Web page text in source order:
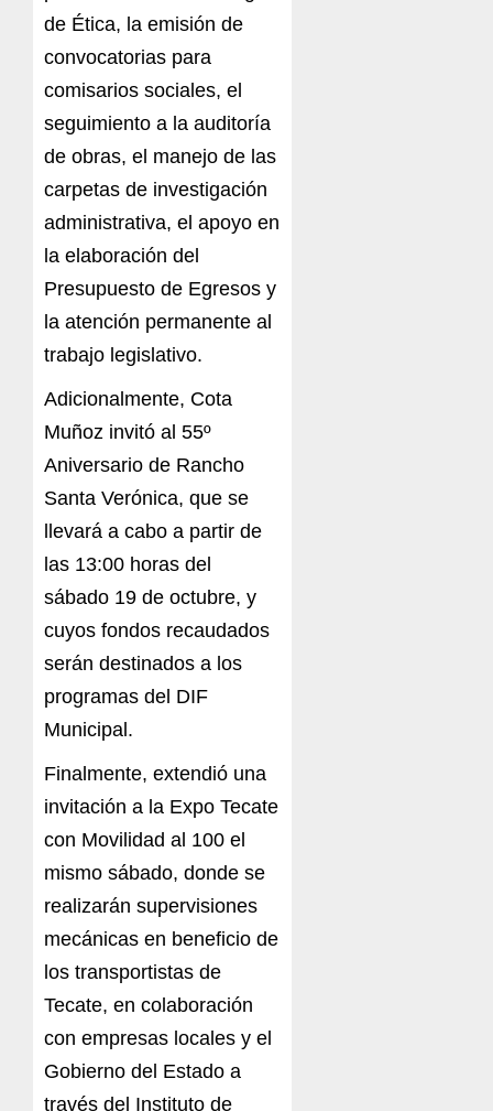
de Ética, la emisión de
convocatorias para
comisarios sociales, el
seguimiento a la auditoría
de obras, el manejo de las
carpetas de investigación
administrativa, el apoyo en
la elaboración del
Presupuesto de Egresos y
la atención permanente al
trabajo legislativo.
Adicionalmente, Cota
Muñoz invitó al 55º
Aniversario de Rancho
Santa Verónica, que se
llevará a cabo a partir de
las 13:00 horas del
sábado 19 de octubre, y
cuyos fondos recaudados
serán destinados a los
programas del DIF
Municipal.
Finalmente, extendió una
invitación a la Expo Tecate
con Movilidad al 100 el
mismo sábado, donde se
realizarán supervisiones
mecánicas en beneficio de
los transportistas de
Tecate, en colaboración
con empresas locales y el
Gobierno del Estado a
través del Instituto de